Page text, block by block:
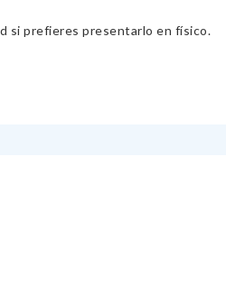
si prefieres presentarlo en físico.